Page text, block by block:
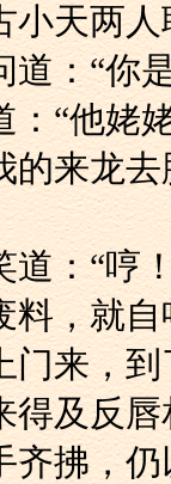
小天两
：“你是
他姥姥
的来龙
“哼！
料，就
门来，
反唇
，仍